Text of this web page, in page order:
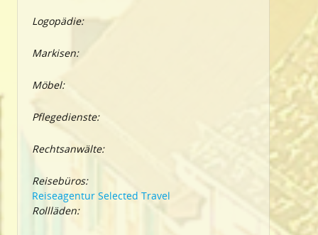
Logopädie:
Markisen:
Möbel:
Pflegedienste:
Rechtsanwälte:
Reisebüros:
Reiseagentur Selected Travel
Rollläden: